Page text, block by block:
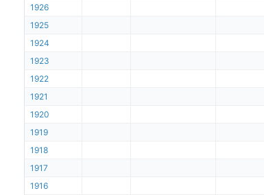
1926
1925
1924
1923
1922
1921
1920
1919
1918
1917
1916